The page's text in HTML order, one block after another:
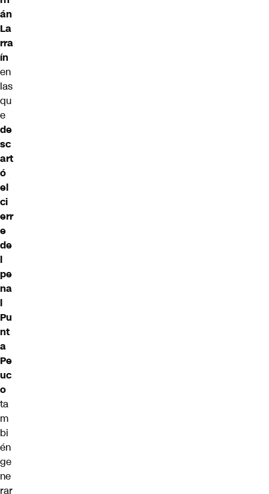
án
La
rra
ín
en
las
qu
e
de
sc
art
ó
el
ci
err
e
de
l
pe
na
l
Pu
nt
a
Pe
uc
o
ta
m
bi
én
ge
ne
rar